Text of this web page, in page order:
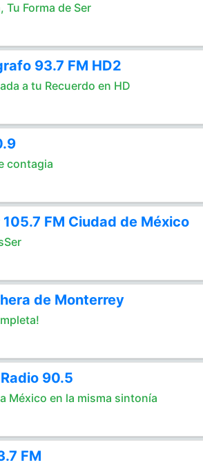
Tu Forma de Ser
93.7 FM HD2
a tu Recuerdo en HD
contagia
FM Ciudad de México
de Monterrey
90.5
México en la misma sintonía
FM